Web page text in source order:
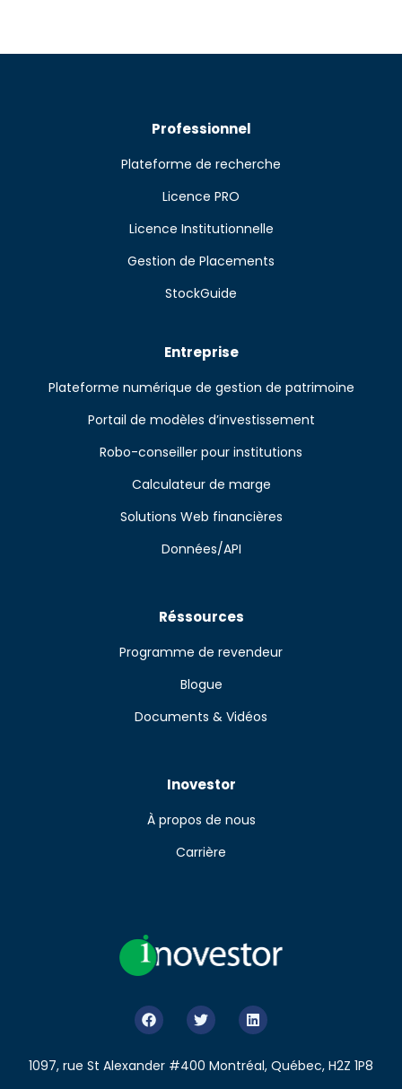
Professionnel
Plateforme de recherche
Licence PRO
Licence Institutionnelle
Gestion de Placements
StockGuide
Entreprise
Plateforme numérique de gestion de patrimoine
Portail de modèles d’investissement
Robo-conseiller pour institutions
Calculateur de marge
Solutions Web financières
Données/API
Réssources
Programme de revendeur
Blogue
Documents & Vidéos
Inovestor
À propos de nous
Carrière
1097, rue St Alexander #400 Montréal, Québec, H2Z 1P8